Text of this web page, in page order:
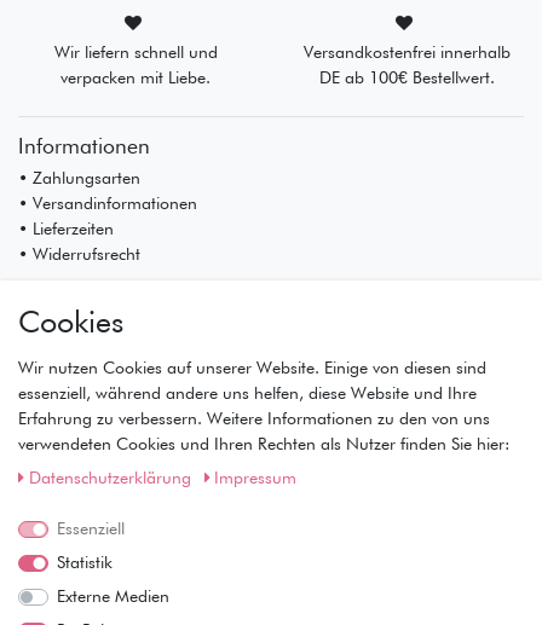
Wir liefern schnell und
verpacken mit Liebe.
Versandkostenfrei innerhalb
DE ab 100€ Bestellwert.
Informationen
• Zahlungsarten
• Versandinformationen
• Lieferzeiten
• Widerrufsrecht
• Registrierung
• Warenkorb
• Kasse
• Wunschliste
Service
• Datenschutz
• AGB
Cookies
Wir nutzen Cookies auf unserer Website. Einige von diesen sind
essenziell, während andere uns helfen, diese Website und Ihre
Erfahrung zu verbessern. Weitere Informationen zu den von uns
verwendeten Cookies und Ihren Rechten als Nutzer finden Sie hier:
Daten­schutz­erklärung
Impressum
Essenziell
Statistik
Externe Medien